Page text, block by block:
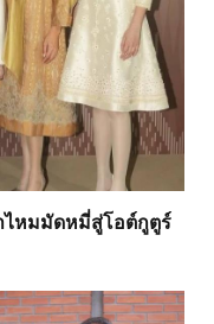
ไหมมัดหมี่สู่โอต์กูตูร์